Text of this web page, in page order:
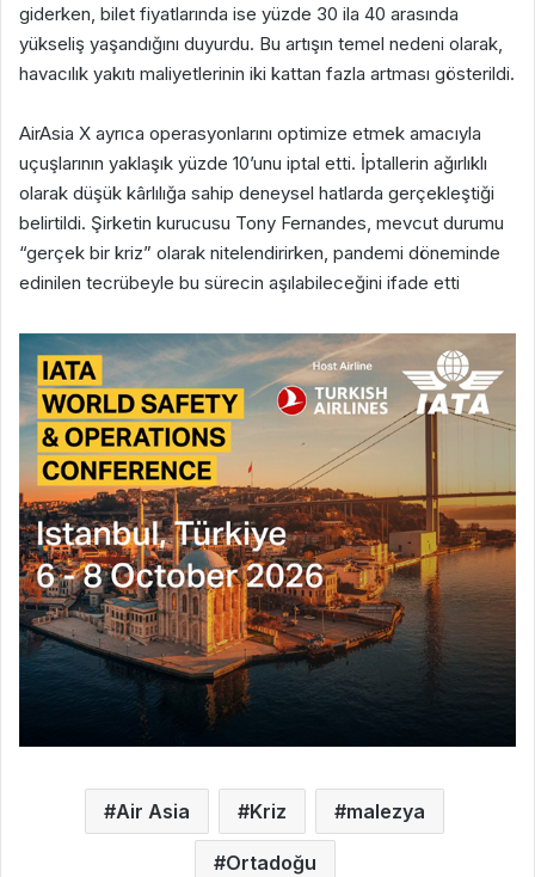
giderken, bilet fiyatlarında ise yüzde 30 ila 40 arasında
yükseliş yaşandığını duyurdu. Bu artışın temel nedeni olarak,
havacılık yakıtı maliyetlerinin iki kattan fazla artması gösterildi.
AirAsia X ayrıca operasyonlarını optimize etmek amacıyla
uçuşlarının yaklaşık yüzde 10’unu iptal etti. İptallerin ağırlıklı
olarak düşük kârlılığa sahip deneysel hatlarda gerçekleştiği
belirtildi. Şirketin kurucusu Tony Fernandes, mevcut durumu
“gerçek bir kriz” olarak nitelendirirken, pandemi döneminde
edinilen tecrübeyle bu sürecin aşılabileceğini ifade etti
Air Asia Kriz malezya
Ortadoğu